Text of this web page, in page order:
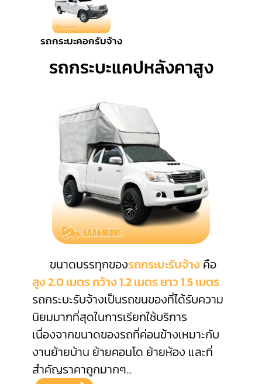
รถกระบะคอกรับจ้าง
รถกระบะแคปหลังคาสูง
ขนาดบรรทุกของรถกระบะรับจ้างคือ
สูง 2.0 เมตร กว้าง 1.2 เมตร ยาว 1.5 เมตร
รถกระบะรับจ้างเป็นรถขนของที่ได้รับความ
นิยมมากที่สุดในการเรียกใช้บริการ
เนื่องจากขนาดของรถที่ค่อนข้างเหมาะกับ
งานย้ายบ้าน ย้ายคอนโด ย้ายห้อง และที่
สำคัญราคาถูกมากๆ...